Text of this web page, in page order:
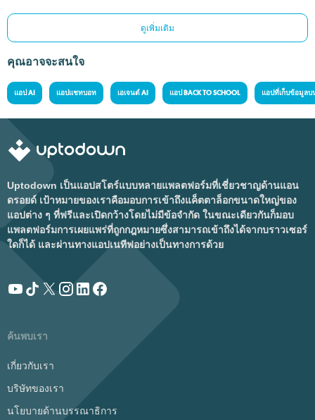
ดูเพิ่มเติม
คุณอาจจะสนใจ
แอป AI แอปแชทบอท เอเจนต์ AI แอป BACK TO SCHOOL แอปที่เก็บข้อมูล
Uptodown เป็นแอปสโตร์แบบหลายแพลตฟอร์มที่เชี่ยวชาญด้านแอน
ดรอยด์ เป้าหมายของเราคือมอบการเข้าถึงแค็ตตาล็อกขนาดใหญ่ของ
แอปต่าง ๆ ที่ฟรีและเปิดกว้างโดยไม่มีข้อจำกัด ในขณะเดียวกันก็มอบ
แพลตฟอร์มการเผยแพร่ที่ถูกกฎหมายซึ่งสามารถเข้าถึงได้จากบราวเซอร์
ใดก็ได้ และผ่านทางแอปเนทีฟอย่างเป็นทางการด้วย
ค้นพบเรา
เกี่ยวกับเรา
บริษัทของเรา
นโยบายด้านบรรณาธิการ